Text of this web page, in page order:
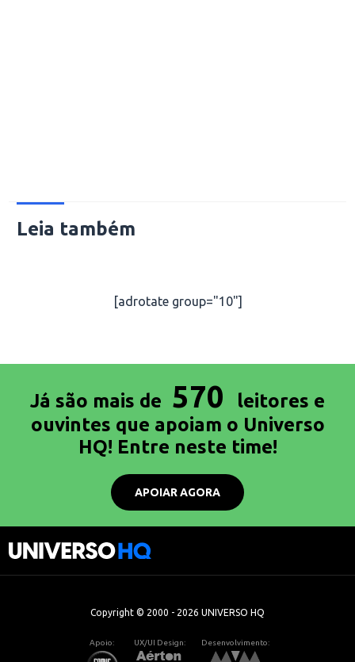
Leia também
[adrotate group="10"]
Já são mais de 570
leitores e
ouvintes que apoiam o Universo
HQ! Entre neste time!
APOIAR AGORA
Copyright © 2000 - 2026 UNIVERSO HQ
Apoio: UX/UI Design: Desenvolvimento: